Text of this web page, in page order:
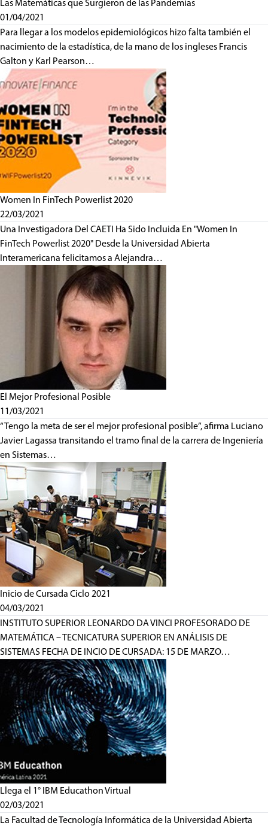
Las Matemáticas que Surgieron de las Pandemias
01/04/2021
Para llegar a los modelos epidemiológicos hizo falta también el
nacimiento de la estadística, de la mano de los ingleses Francis
Galton y Karl Pearson…
Women In FinTech Powerlist 2020
22/03/2021
Una Investigadora Del CAETI Ha Sido Incluida En "Women In
FinTech Powerlist 2020" Desde la Universidad Abierta
Interamericana felicitamos a Alejandra…
El Mejor Profesional Posible
11/03/2021
“Tengo la meta de ser el mejor profesional posible”, afirma Luciano
Javier Lagassa transitando el tramo final de la carrera de Ingeniería
en Sistemas…
Inicio de Cursada Ciclo 2021
04/03/2021
INSTITUTO SUPERIOR LEONARDO DA VINCI PROFESORADO DE
MATEMÁTICA – TECNICATURA SUPERIOR EN ANÁLISIS DE
SISTEMAS FECHA DE INCIO DE CURSADA: 15 DE MARZO…
Llega el 1° IBM Educathon Virtual
02/03/2021
La Facultad de Tecnología Informática de la Universidad Abierta